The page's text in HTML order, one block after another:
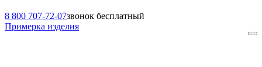
8 800 707-72-07звонок бесплатный
Примерка изделия